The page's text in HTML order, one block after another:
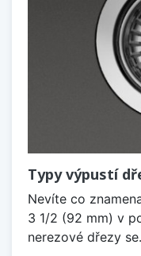
Typy výpustí
Nevíte co
3 1/2 (92 mm) v
nerezové dřezy